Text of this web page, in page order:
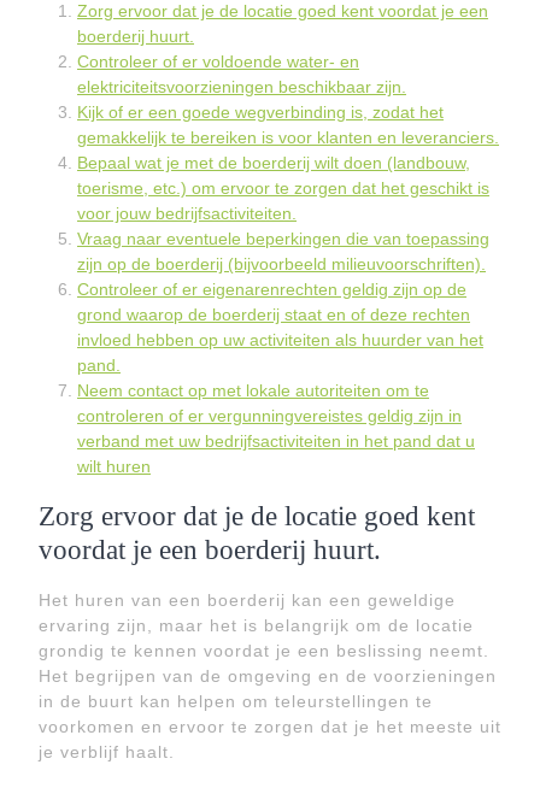
Zorg ervoor dat je de locatie goed kent voordat je een
boerderij huurt.
Controleer of er voldoende water- en
elektriciteitsvoorzieningen beschikbaar zijn.
Kijk of er een goede wegverbinding is, zodat het
gemakkelijk te bereiken is voor klanten en leveranciers.
Bepaal wat je met de boerderij wilt doen (landbouw,
toerisme, etc.) om ervoor te zorgen dat het geschikt is
voor jouw bedrijfsactiviteiten.
Vraag naar eventuele beperkingen die van toepassing
zijn op de boerderij (bijvoorbeeld milieuvoorschriften).
Controleer of er eigenarenrechten geldig zijn op de
grond waarop de boerderij staat en of deze rechten
invloed hebben op uw activiteiten als huurder van het
pand.
Neem contact op met lokale autoriteiten om te
controleren of er vergunningvereistes geldig zijn in
verband met uw bedrijfsactiviteiten in het pand dat u
wilt huren
Zorg ervoor dat je de locatie goed kent
voordat je een boerderij huurt.
Het huren van een boerderij kan een geweldige
ervaring zijn, maar het is belangrijk om de locatie
grondig te kennen voordat je een beslissing neemt.
Het begrijpen van de omgeving en de voorzieningen
in de buurt kan helpen om teleurstellingen te
voorkomen en ervoor te zorgen dat je het meeste uit
je verblijf haalt.